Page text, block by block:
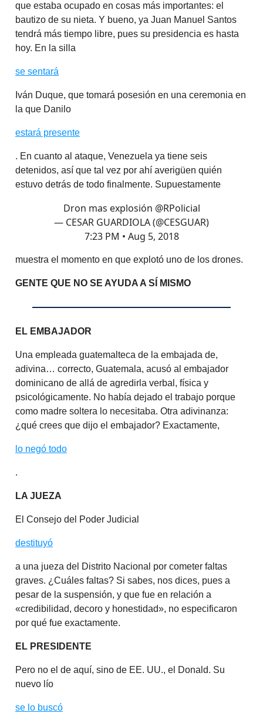
que estaba ocupado en cosas más importantes: el
bautizo de su nieta. Y bueno, ya Juan Manuel Santos
tendrá más tiempo libre, pues su presidencia es hasta
hoy. En la silla
se sentará
Iván Duque, que tomará posesión en una ceremonia en
la que Danilo
estará presente
. En cuanto al ataque, Venezuela ya tiene seis
detenidos, así que tal vez por ahí averigüen quién
estuvo detrás de todo finalmente. Supuestamente
Dron mas explosión @RPolicial
— CESAR GUARDIOLA (@CESGUAR)
7:23 PM • Aug 5, 2018
muestra el momento en que explotó uno de los drones.
GENTE QUE NO SE AYUDA A SÍ MISMO
EL EMBAJADOR
Una empleada guatemalteca de la embajada de,
adivina… correcto, Guatemala, acusó al embajador
dominicano de allá de agredirla verbal, física y
psicológicamente. No había dejado el trabajo porque
como madre soltera lo necesitaba. Otra adivinanza:
¿qué crees que dijo el embajador? Exactamente,
lo negó todo
.
LA JUEZA
El Consejo del Poder Judicial
destituyó
a una jueza del Distrito Nacional por cometer faltas
graves. ¿Cuáles faltas? Si sabes, nos dices, pues a
pesar de la suspensión, y que fue en relación a
«credibilidad, decoro y honestidad», no especificaron
por qué fue exactamente.
EL PRESIDENTE
Pero no el de aquí, sino de EE. UU., el Donald. Su
nuevo lío
se lo buscó